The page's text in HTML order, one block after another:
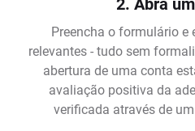
Preencha o formulário e
relevantes - tudo sem
abertura de uma conta
avaliação positiva da
verificada através de